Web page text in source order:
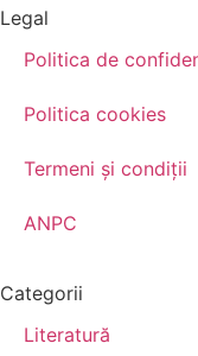
Legal
Politica de
Politica cookies
Termeni şi condiţii
ANPC
Categorii
Literatură